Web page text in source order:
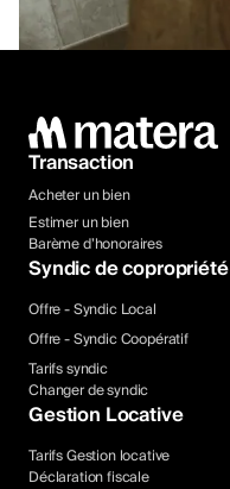
Transaction
Acheter un bien
Estimer un bien
Barème d’honoraires
Syndic de copropriété
Offre - Syndic Local
Offre - Syndic Coopératif
Tarifs syndic
Changer de syndic
Gestion Locative
Tarifs Gestion locative
Déclaration fiscale